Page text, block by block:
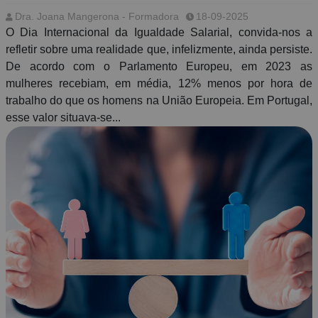
um de nós
Dra. Joana Mangerona - Formadora 18-09-2025
O Dia Internacional da Igualdade Salarial, convida-nos a
refletir sobre uma realidade que, infelizmente, ainda persiste.
De acordo com o Parlamento Europeu, em 2023 as
mulheres recebiam, em média, 12% menos por hora de
trabalho do que os homens na União Europeia. Em Portugal,
esse valor situava-se...